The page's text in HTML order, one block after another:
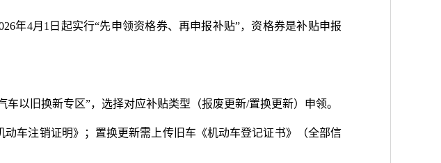
年4月1日起实行“先申领资格券、再申报补贴”，资格券是补贴申报
以旧换新专区”，选择对应补贴类型（报废更新/置换更新）申领。
车注销证明》；置换更新需上传旧车《机动车登记证书》（全部信